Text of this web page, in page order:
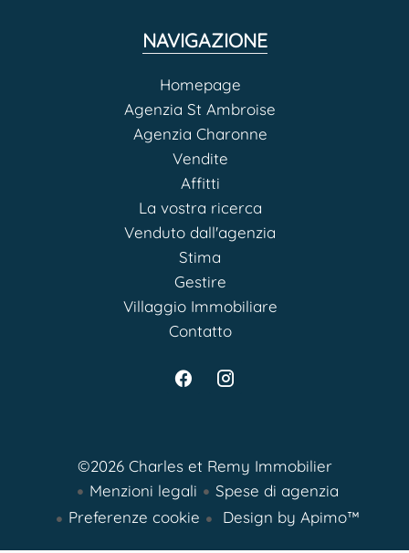
NAVIGAZIONE
Homepage
Agenzia St Ambroise
Agenzia Charonne
Vendite
Affitti
La vostra ricerca
Venduto dall'agenzia
Stima
Gestire
Villaggio Immobiliare
Contatto
©2026 Charles et Remy Immobilier
Menzioni legali
Spese di agenzia
Preferenze cookie
Design by Apimo™